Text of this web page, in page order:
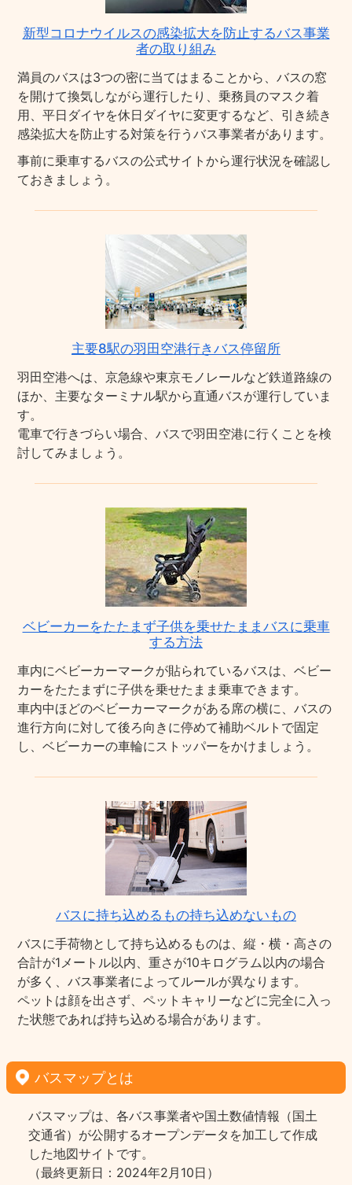
新型コロナウイルスの感染拡大を防止するバス事業
者の取り組み
満員のバスは3つの密に当てはまることから、バスの窓
を開けて換気しながら運行したり、乗務員のマスク着
用、平日ダイヤを休日ダイヤに変更するなど、引き続き
感染拡大を防止する対策を行うバス事業者があります。
事前に乗車するバスの公式サイトから運行状況を確認し
ておきましょう。
主要8駅の羽田空港行きバス停留所
羽田空港へは、京急線や東京モノレールなど鉄道路線の
ほか、主要なターミナル駅から直通バスが運行していま
す。
電車で行きづらい場合、バスで羽田空港に行くことを検
討してみましょう。
ベビーカーをたたまず子供を乗せたままバスに乗車
する方法
車内にベビーカーマークが貼られているバスは、ベビー
カーをたたまずに子供を乗せたまま乗車できます。
車内中ほどのベビーカーマークがある席の横に、バスの
進行方向に対して後ろ向きに停めて補助ベルトで固定
し、ベビーカーの車輪にストッパーをかけましょう。
バスに持ち込めるもの持ち込めないもの
バスに手荷物として持ち込めるものは、縦・横・高さの
合計が1メートル以内、重さが10キログラム以内の場合
が多く、バス事業者によってルールが異なります。
ペットは顔を出さず、ペットキャリーなどに完全に入っ
た状態であれば持ち込める場合があります。
バスマップとは
バスマップは、各バス事業者や国土数値情報（国土
交通省）が公開するオープンデータを加工して作成
した地図サイトです。
（最終更新日：2024年2月10日）